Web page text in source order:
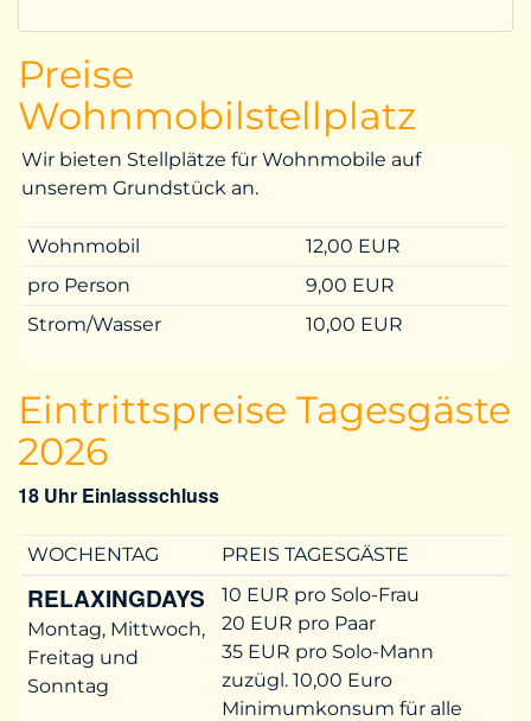
Preise
Wohnmobilstellplatz
Wir bieten Stellplätze für Wohnmobile auf
unserem Grundstück an.
Wohnmobil
12,00 EUR
pro Person
9,00 EUR
Strom/Wasser
10,00 EUR
Eintrittspreise Tagesgäste
2026
18 Uhr Einlassschluss
WOCHENTAG PREIS TAGESGÄSTE
RELAXINGDAYS
Montag, Mittwoch,
Freitag und
Sonntag
10 EUR pro Solo-Frau
20 EUR pro Paar
35 EUR pro Solo-Mann
zuzügl. 10,00 Euro
Minimumkonsum für alle